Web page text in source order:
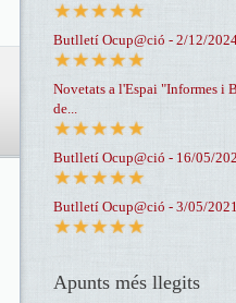
Butlletí Ocup@ció - 2/12/
Novetats a l'Espai "Informes i
de...
Butlletí Ocup@ció - 16/05/
Butlletí Ocup@ció - 3/05/2021
Apunts més llegits